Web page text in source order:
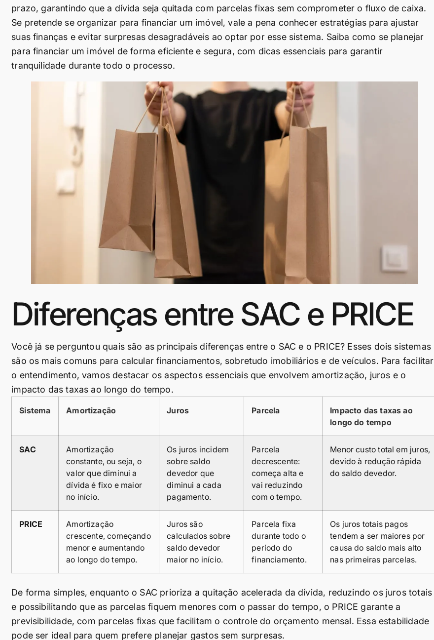
prazo, garantindo que a dívida seja quitada com parcelas fixas sem comprometer o fluxo de caixa.
Se pretende se organizar para financiar um imóvel, vale a pena conhecer estratégias para ajustar
suas finanças e evitar surpresas desagradáveis ao optar por esse sistema. Saiba como se planejar
para financiar um imóvel de forma eficiente e segura, com dicas essenciais para garantir
tranquilidade durante todo o processo.
Diferenças entre SAC e PRICE
Você já se perguntou quais são as principais diferenças entre o SAC e o PRICE? Esses dois sistemas
são os mais comuns para calcular financiamentos, sobretudo imobiliários e de veículos. Para facilitar
o entendimento, vamos destacar os aspectos essenciais que envolvem amortização, juros e o
impacto das taxas ao longo do tempo.
Sistema Amortização Juros Parcela
Impacto das taxas ao
longo do tempo
SAC
Amortização
constante, ou seja, o
valor que diminui a
dívida é fixo e maior
no início.
Os juros incidem
sobre saldo
devedor que
diminui a cada
pagamento.
Parcela
decrescente:
começa alta e
vai reduzindo
com o tempo.
Menor custo total em juros,
devido à redução rápida
do saldo devedor.
PRICE
Amortização
crescente, começando
menor e aumentando
ao longo do tempo.
Juros são
calculados sobre
saldo devedor
maior no início.
Parcela fixa
durante todo o
período do
financiamento.
Os juros totais pagos
tendem a ser maiores por
causa do saldo mais alto
nas primeiras parcelas.
De forma simples, enquanto o SAC prioriza a quitação acelerada da dívida, reduzindo os juros totais
e possibilitando que as parcelas fiquem menores com o passar do tempo, o PRICE garante a
previsibilidade, com parcelas fixas que facilitam o controle do orçamento mensal. Essa estabilidade
pode ser ideal para quem prefere planejar gastos sem surpresas.